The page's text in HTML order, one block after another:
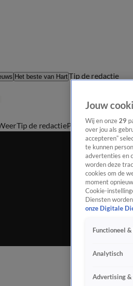
Het beste van HartTip de redactie
Tip de redactiePanel Video's
Jouw
Wij en onze 29
over jou als
accepteren”
te kunnen
advertenties en
worden deze
cookies om de
moment
Cookie-
Diensten
onze Digitale
Functioneel &
Analytisch
Advertising &